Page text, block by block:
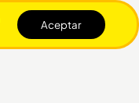
Aceptar